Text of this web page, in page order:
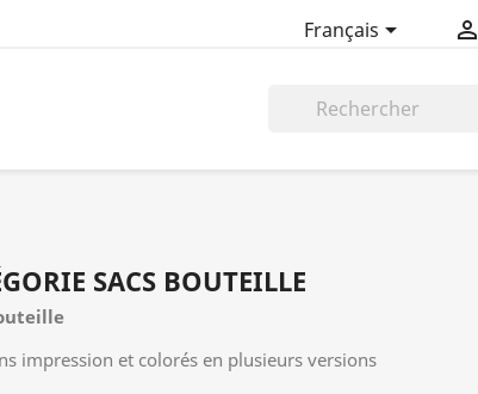
Français 
SACS BOUTEILLE
impression et colorés en plusieurs versions